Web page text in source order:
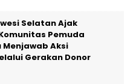
Selatan Ajak
Pemuda
Aksi
Gerakan Donor